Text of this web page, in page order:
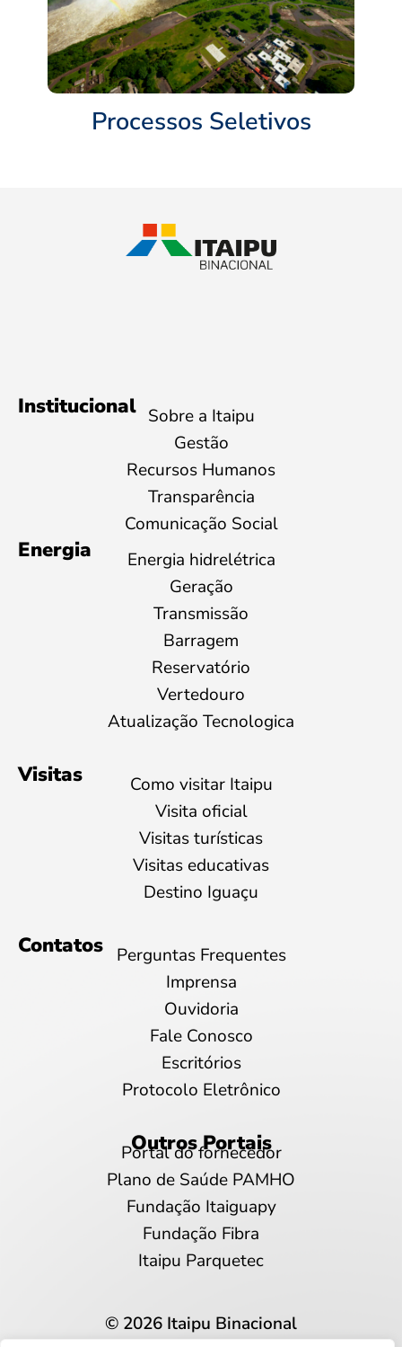
Processos Seletivos
Institucional Sobre a Itaipu
Gestão
Recursos Humanos
Transparência
Comunicação Social
Energia
Energia hidrelétrica
Geração
Transmissão
Barragem
Reservatório
Vertedouro
Atualização Tecnologica
Visitas
Como visitar Itaipu
Visita oficial
Visitas turísticas
Visitas educativas
Destino Iguaçu
Contatos
Perguntas Frequentes
Imprensa
Ouvidoria
Fale Conosco
Escritórios
Protocolo Eletrônico
Outros Portais
Portal do fornecedor
Plano de Saúde PAMHO
Fundação Itaiguapy
Fundação Fibra
Itaipu Parquetec
© 2026 Itaipu Binacional